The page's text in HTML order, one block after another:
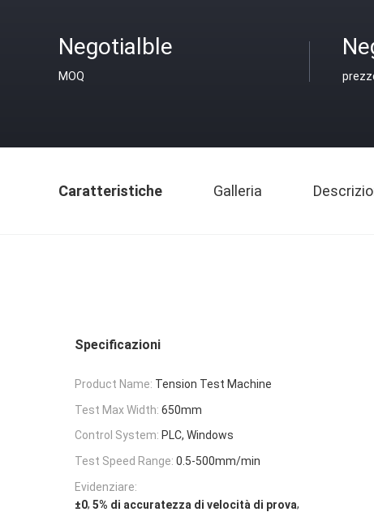
Negotialble
MOQ
Caratteristiche Galleria
Specificazioni
Product Name: Tension Test Machine
Test Max Width: 650mm
Control System: PLC, Windows
Test Speed Range: 0.5-500mm/min
Evidenziare:
±0, 5% di accuratezza di velocità di prova,